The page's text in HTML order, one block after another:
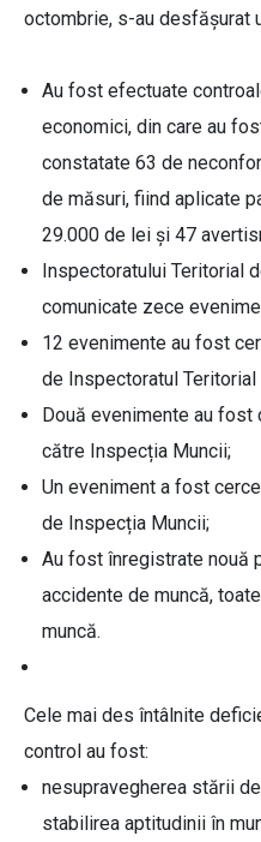
octombrie, s-au desfășurat
Au fost efectuate
economici, din care au
constatate 63 de
de măsuri, fiind aplicate
29.000 de lei și 47
Inspectoratului Teritorial
comunicate zece
12 evenimente au fost
de Inspectoratul
Două evenimente au
către Inspecția Muncii;
Un eveniment a fost
de Inspecția Muncii;
Au fost înregistrate nouă
accidente de muncă,
muncă.
Cele mai des întâlnite
control au fost:
nesupravegherea stării
stabilirea aptitudinii în